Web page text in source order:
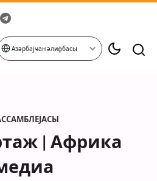
Азәрбајҹан әлифбасы
| Африка